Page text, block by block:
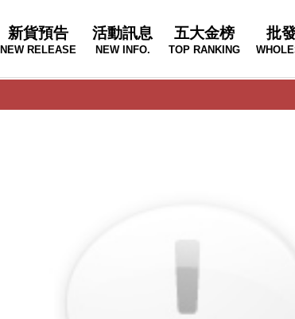
新貨預告
NEW RELEASE
活動訊息
NEW INFO.
五大金榜
TOP RANKING
批